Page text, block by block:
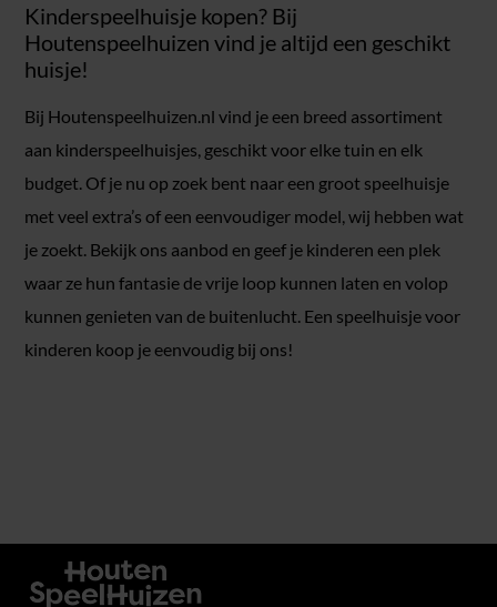
Kinderspeelhuisje kopen? Bij
Houtenspeelhuizen vind je altijd een geschikt
huisje!
Bij Houtenspeelhuizen.nl vind je een breed assortiment
aan kinderspeelhuisjes, geschikt voor elke tuin en elk
budget. Of je nu op zoek bent naar een groot speelhuisje
met veel extra’s of een eenvoudiger model, wij hebben wat
je zoekt. Bekijk ons aanbod en geef je kinderen een plek
waar ze hun fantasie de vrije loop kunnen laten en volop
kunnen genieten van de buitenlucht. Een speelhuisje voor
kinderen koop je eenvoudig bij ons!